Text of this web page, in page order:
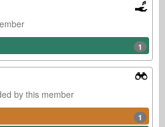
1
by this member
1